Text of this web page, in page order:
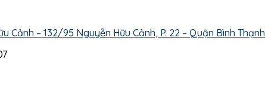
Cảnh – 132/95 Nguyễn Hữu Cảnh, P. 22 – Quận Bình Thạnh